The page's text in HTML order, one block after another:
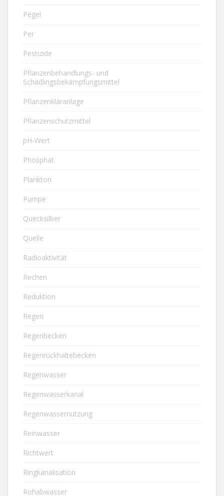
Pegel
Per
Pestizide
Pflanzenbehandlungs- und
Schädlingsbekämpfungsmittel
Pflanzenkläranlage
Pflanzenschutzmittel
pH-Wert
Phosphat
Plankton
Pumpe
Quecksilber
Quelle
Radioaktivität
Rechen
Reduktion
Regen
Regenbecken
Regenrückhaltebecken
Regenwasser
Regenwasserkanal
Regenwassernutzung
Reinwasser
Richtwert
Ringkanalisation
Rohabwasser